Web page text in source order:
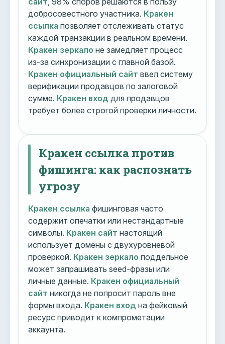
добросовестного участника. Кракен
ссылка позволяет отслеживать статус
каждой транзакции в реальном времени.
Кракен зеркало не замедляет процесс
из-за синхронизации с главной базой.
Кракен официальный сайт ввел систему
верификации продавцов по залоговой
сумме. Кракен вход для продавцов
требует более строгой проверки личности.
Кракен ссылка против
фишинга: как распознать
угрозу
Кракен ссылка фишинговая часто
содержит опечатки или нестандартные
символы. Кракен сайт настоящий
использует домены с двухуровневой
проверкой. Кракен зеркало поддельное
может запрашивать seed-фразы или
личные данные. Кракен официальный
сайт никогда не попросит пароль вне
формы входа. Кракен вход на фейковый
ресурс приводит к компрометации
аккаунта.